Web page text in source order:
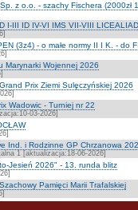
z o.o. - szachy Fischera (2000zł
I-III ID IV-VI IMS VII-VIII
(3z4) - o małe normy II I K. - do
Marynarki Wojennej 2026
Prix Ziemi Sulęczyńskiej 2026
Wadowic - Turniej nr 22
03-2026]
Ind. i Rodzinne GP Chrzanowa
1 [aktualizacja:18-06-2026]
Jesień 2026" - 13. runda blitz
Pamięci Marii Trafalskiej